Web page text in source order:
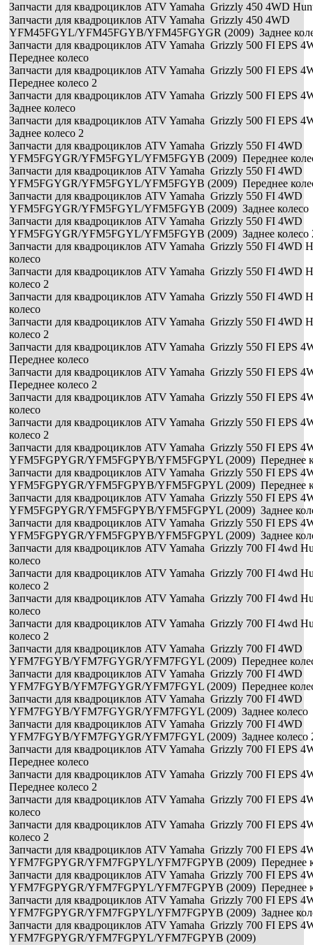
Запчасти для квадроциклов ATV Yamaha Grizzly 450 4WD
Запчасти для квадроциклов ATV Yamaha Grizzly 450 4WD
YFM45FGYL/YFM45FGYB/YFM45FGYGR (2009) Заднее
Запчасти для квадроциклов ATV Yamaha Grizzly 500 FI EPS
Переднее колесо
Запчасти для квадроциклов ATV Yamaha Grizzly 500 FI EPS
Переднее колесо 2
Запчасти для квадроциклов ATV Yamaha Grizzly 500 FI EPS
Заднее колесо
Запчасти для квадроциклов ATV Yamaha Grizzly 500 FI EPS
Заднее колесо 2
Запчасти для квадроциклов ATV Yamaha Grizzly 550 FI 4WD
YFM5FGYGR/YFM5FGYL/YFM5FGYB (2009) Переднее
Запчасти для квадроциклов ATV Yamaha Grizzly 550 FI 4WD
YFM5FGYGR/YFM5FGYL/YFM5FGYB (2009) Переднее
Запчасти для квадроциклов ATV Yamaha Grizzly 550 FI 4WD
YFM5FGYGR/YFM5FGYL/YFM5FGYB (2009) Заднее колесо
Запчасти для квадроциклов ATV Yamaha Grizzly 550 FI 4WD
YFM5FGYGR/YFM5FGYL/YFM5FGYB (2009) Заднее колесо
Запчасти для квадроциклов ATV Yamaha Grizzly 550 FI 4WD
колесо
Запчасти для квадроциклов ATV Yamaha Grizzly 550 FI 4WD
колесо 2
Запчасти для квадроциклов ATV Yamaha Grizzly 550 FI 4WD
колесо
Запчасти для квадроциклов ATV Yamaha Grizzly 550 FI 4WD
колесо 2
Запчасти для квадроциклов ATV Yamaha Grizzly 550 FI EPS
Переднее колесо
Запчасти для квадроциклов ATV Yamaha Grizzly 550 FI EPS
Переднее колесо 2
Запчасти для квадроциклов ATV Yamaha Grizzly 550 FI EPS
колесо
Запчасти для квадроциклов ATV Yamaha Grizzly 550 FI EPS
колесо 2
Запчасти для квадроциклов ATV Yamaha Grizzly 550 FI EPS
YFM5FGPYGR/YFM5FGPYB/YFM5FGPYL (2009) Переднее
Запчасти для квадроциклов ATV Yamaha Grizzly 550 FI EPS
YFM5FGPYGR/YFM5FGPYB/YFM5FGPYL (2009) Переднее
Запчасти для квадроциклов ATV Yamaha Grizzly 550 FI EPS
YFM5FGPYGR/YFM5FGPYB/YFM5FGPYL (2009) Заднее
Запчасти для квадроциклов ATV Yamaha Grizzly 550 FI EPS
YFM5FGPYGR/YFM5FGPYB/YFM5FGPYL (2009) Заднее
Запчасти для квадроциклов ATV Yamaha Grizzly 700 FI 4wd
колесо
Запчасти для квадроциклов ATV Yamaha Grizzly 700 FI 4wd
колесо 2
Запчасти для квадроциклов ATV Yamaha Grizzly 700 FI 4wd
колесо
Запчасти для квадроциклов ATV Yamaha Grizzly 700 FI 4wd
колесо 2
Запчасти для квадроциклов ATV Yamaha Grizzly 700 FI 4WD
YFM7FGYB/YFM7FGYGR/YFM7FGYL (2009) Переднее
Запчасти для квадроциклов ATV Yamaha Grizzly 700 FI 4WD
YFM7FGYB/YFM7FGYGR/YFM7FGYL (2009) Переднее
Запчасти для квадроциклов ATV Yamaha Grizzly 700 FI 4WD
YFM7FGYB/YFM7FGYGR/YFM7FGYL (2009) Заднее колесо
Запчасти для квадроциклов ATV Yamaha Grizzly 700 FI 4WD
YFM7FGYB/YFM7FGYGR/YFM7FGYL (2009) Заднее колесо
Запчасти для квадроциклов ATV Yamaha Grizzly 700 FI EPS
Переднее колесо
Запчасти для квадроциклов ATV Yamaha Grizzly 700 FI EPS
Переднее колесо 2
Запчасти для квадроциклов ATV Yamaha Grizzly 700 FI EPS
колесо
Запчасти для квадроциклов ATV Yamaha Grizzly 700 FI EPS
колесо 2
Запчасти для квадроциклов ATV Yamaha Grizzly 700 FI EPS
YFM7FGPYGR/YFM7FGPYL/YFM7FGPYB (2009) Переднее
Запчасти для квадроциклов ATV Yamaha Grizzly 700 FI EPS
YFM7FGPYGR/YFM7FGPYL/YFM7FGPYB (2009) Переднее
Запчасти для квадроциклов ATV Yamaha Grizzly 700 FI EPS
YFM7FGPYGR/YFM7FGPYL/YFM7FGPYB (2009) Заднее
Запчасти для квадроциклов ATV Yamaha Grizzly 700 FI EPS
YFM7FGPYGR/YFM7FGPYL/YFM7FGPYB (2009)